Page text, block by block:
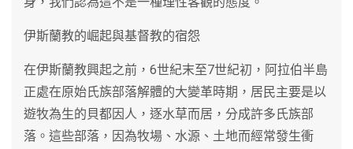
伊斯蘭教的崛起與基督教的宿怨
在伊斯蘭教興起之前，6世紀末至7世紀初，阿拉伯半島
正處在原始氏族部落解體的大變革時期，居民主要是以
遊牧為生的貝都因人，逐水草而居，分成許多氏族部
落。這些部落，因為牧場、水源、土地而經常發生衝